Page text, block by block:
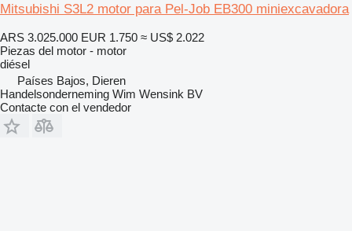
Mitsubishi S3L2 motor para Pel-Job EB300 miniexcavadora
ARS 3.025.000 EUR 1.750 ≈ US$ 2.022
Piezas del motor - motor
diésel
Países Bajos, Dieren
Handelsonderneming Wim Wensink BV
Contacte con el vendedor